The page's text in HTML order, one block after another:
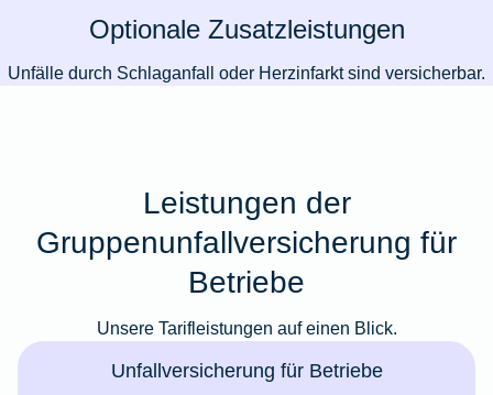
Optionale Zusatzleistungen
Unfälle durch Schlaganfall oder Herzinfarkt sind versicherbar.
Leistungen der
Gruppenunfallversicherung für
Betriebe
Unsere Tarifleistungen auf einen Blick.
Unfallversicherung für Betriebe